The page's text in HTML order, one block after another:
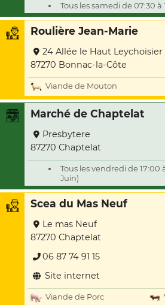
Tous les samedi de 07:30 à
Roulière Jean-Marie
24 Allée le Haut Leychoisier
87270 Bonnac-la-Côte
Viande de Mouton
Marché de Chaptelat
Presbytere
87270 Chaptelat
Tous les vendredi de 17:00
Juin)
Scea du Mas Neuf
Le mas Neuf
87270 Chaptelat
06 87 74 91 15
Site internet
Viande de Porc